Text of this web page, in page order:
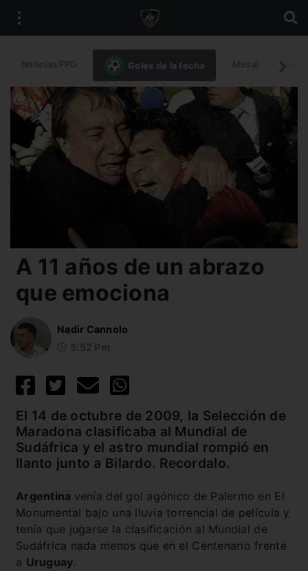
Goles de la fecha
A 11 años de un abrazo
que emociona
Nadir Cannolo
El 14 de octubre de 2009, la Selección de
Maradona clasificaba al Mundial de
Sudáfrica y el astro mundial rompió en
llanto junto a Bilardo. Recordalo.
Argentina venía del gol agónico de Palermo en El
Monumental bajo una lluvia torrencial de película y
tenía que jugarse la clasificación al Mundial de
Sudáfrica nada menos que en el Centenario frente
a Uruguay.